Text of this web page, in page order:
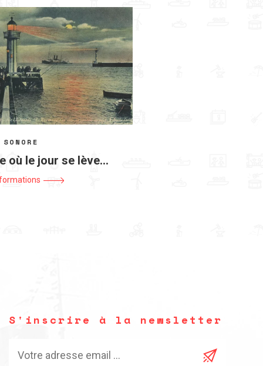
où le jour se lève…
S'inscrire à la newsletter